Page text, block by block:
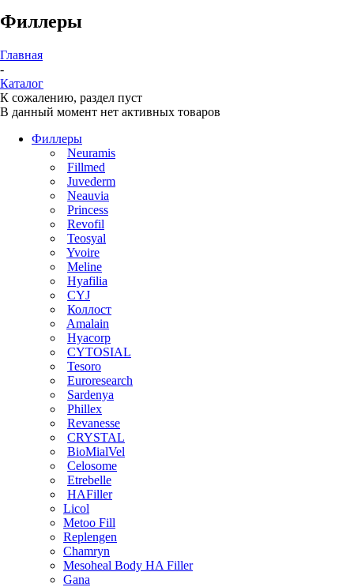
Филлеры
Главная
-
Каталог
К сожалению, раздел пуст
В данный момент нет активных товаров
Филлеры
Neuramis
Fillmed
Juvederm
Neauvia
Princess
Revofil
Teosyal
Yvoire
Meline
Hyafilia
CYJ
Коллост
Amalain
Hyacorp
CYTOSIAL
Tesoro
Euroresearch
Sardenya
Phillex
Revanesse
CRYSTAL
BioMialVel
Celosome
Etrebelle
HAFiller
Licol
Metoo Fill
Replengen
Chamryn
Mesoheal Body HA Filler
Gana